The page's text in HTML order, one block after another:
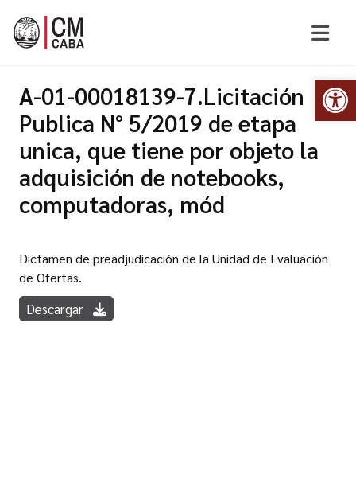
A-01-00018139-7.Licitación
Publica N° 5/2019 de etapa
unica, que tiene por objeto la
adquisición de notebooks,
computadoras, mód
Dictamen de preadjudicación de la Unidad de Evaluación
de Ofertas.
Descargar